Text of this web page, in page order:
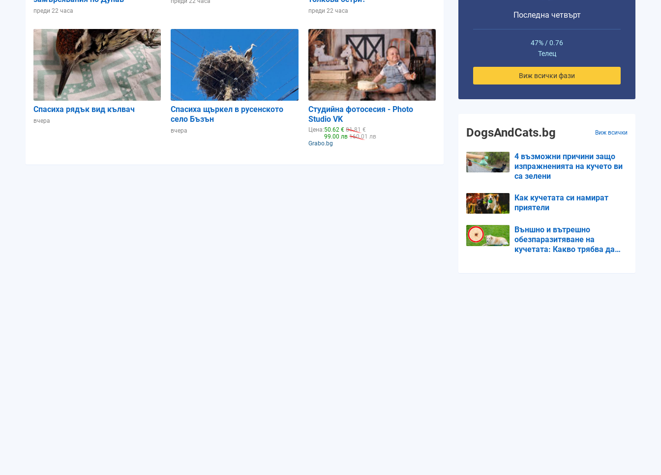
преди 22 часа преди 22 часа
Спасиха рядък вид кълвач
вчера
Спасиха щъркел в русенското
село Бъзън
вчера
Студийна фотосесия - Photo
Studio VK
Цена:50.62 € 81.81 €
99.00 лв 160.01 лв
Grabo.bg
Последна четвърт
47% / 0.76
Телец
Виж всички фази
DogsAndCats.bg Виж всички
4 възможни причини защо
изпражненията на кучето ви
са зелени
Как кучетата си намират
приятели
Външно и вътрешно
обезпаразитяване на
кучетата: Какво трябва да